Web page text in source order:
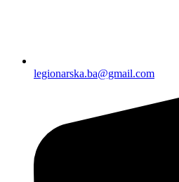
legionarska.ba@gmail.com